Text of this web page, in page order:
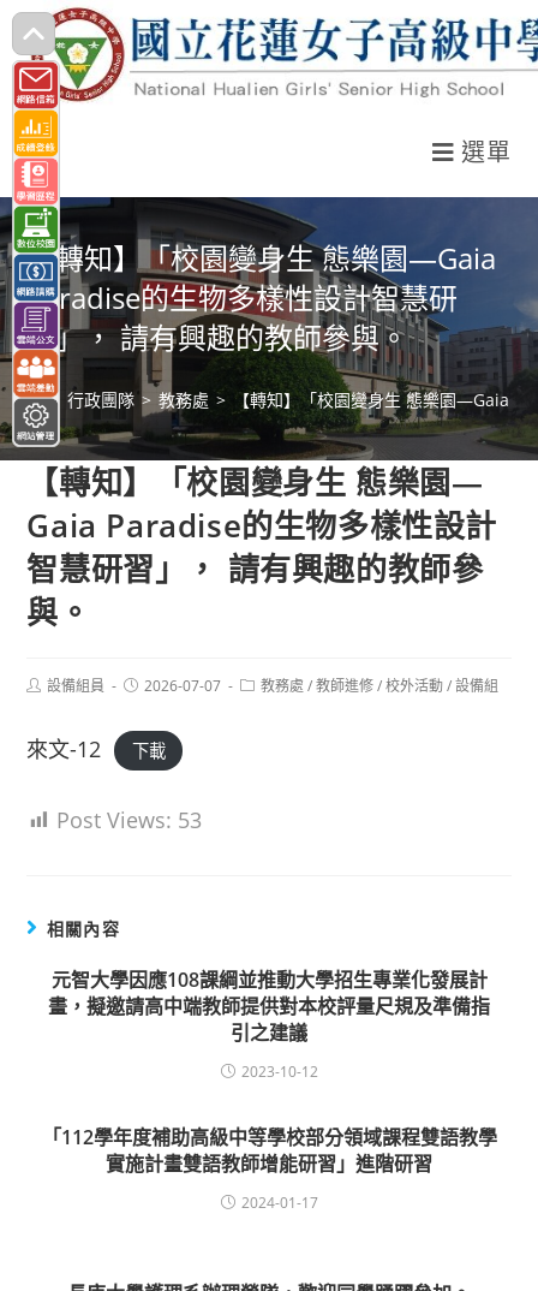
跳
轉
至
主
要
內
容
選單
【轉知】「校園變身生 態樂園—Gaia
Paradise的生物多樣性設計智慧研
習」， 請有興趣的教師參與。
> 行政團隊 > 教務處 > 【轉知】「校園變身生 態樂園—Gaia
【轉知】「校園變身生 態樂園—
Gaia Paradise的生物多樣性設計
智慧研習」， 請有興趣的教師參
與。
Post設備組員
Post2026-07-07
Post教務處 / 教師進修 / 校外活動 / 設備組
來文-12 下載
Post Views: 53
相關內容
元智大學因應108課綱並推動大學招生專業化發展計
畫，擬邀請高中端教師提供對本校評量尺規及準備指
引之建議
2023-10-12
「112學年度補助高級中等學校部分領域課程雙語教學
實施計畫雙語教師增能研習」進階研習
2024-01-17